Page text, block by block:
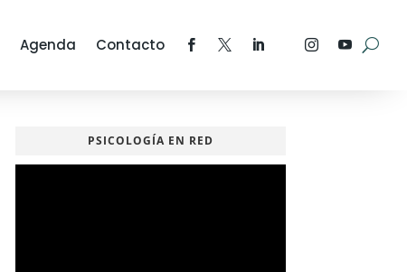
Agenda Contacto
PSICOLOGÍA EN RED